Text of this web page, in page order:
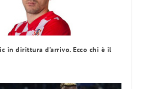
in dirittura d’arrivo. Ecco chi è il